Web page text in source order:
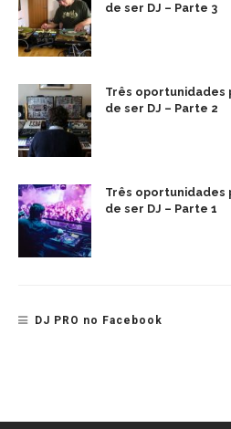
de ser DJ – Parte 3
Três oportunidades
de ser DJ – Parte 2
Três oportunidades
de ser DJ – Parte 1
DJ PRO no Facebook